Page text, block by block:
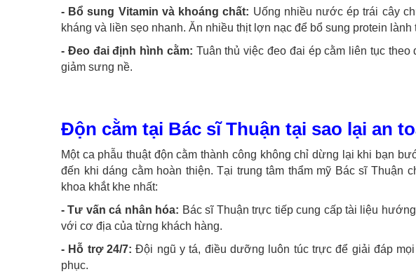
- Bổ sung Vitamin và khoáng chất: Uống nhiều nước ép trái cây
kháng và liền sẹo nhanh. Ăn nhiều thịt lợn nạc để bổ sung protein lành
- Đeo đai định hình cằm: Tuân thủ việc đeo đai ép cằm liên tục
giảm sưng nề.
Độn cằm tại Bác sĩ Thuận tại sao lại an
Một ca phẫu thuật độn cằm thành công không chỉ dừng lại khi bạn
đến khi dáng cằm hoàn thiện. Tại trung tâm thẩm mỹ Bác sĩ Thuận
khoa khắt khe nhất:
- Tư vấn cá nhân hóa: Bác sĩ Thuận trực tiếp cung cấp tài liệu
với cơ địa của từng khách hàng.
- Hỗ trợ 24/7: Đội ngũ y tá, điều dưỡng luôn túc trực để giải đáp
phục.